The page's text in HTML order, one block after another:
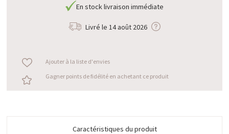
En stock livraison immédiate
Livré le 14 août 2026
Ajouter à la liste d'envies
Gagner points de fidélité en achetant ce produit
Caractéristiques du produit